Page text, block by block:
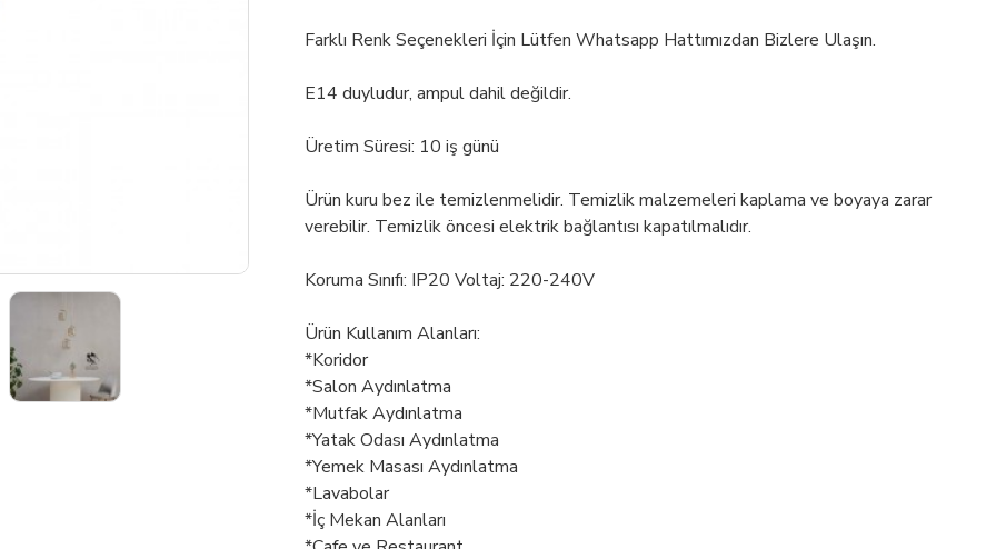
Farklı Renk Seçenekleri İçin Lütfen Whatsapp Hattımızdan Bizlere Ulaşın.
E14 duyludur, ampul dahil değildir.
Üretim Süresi: 10 iş günü
Ürün kuru bez ile temizlenmelidir. Temizlik malzemeleri kaplama ve boyaya zarar
verebilir. Temizlik öncesi elektrik bağlantısı kapatılmalıdır.
Koruma Sınıfı: IP20 Voltaj: 220-240V
Ürün Kullanım Alanları:
*Koridor
*Salon Aydınlatma
*Mutfak Aydınlatma
*Yatak Odası Aydınlatma
*Yemek Masası Aydınlatma
*Lavabolar
*İç Mekan Alanları